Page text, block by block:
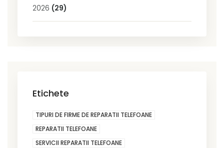
2026 (29)
Etichete
TIPURI DE FIRME DE REPARATII TELEFOANE
REPARATII TELEFOANE
SERVICII REPARATII TELEFOANE